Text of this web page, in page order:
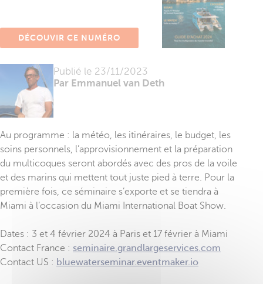
Publié le 23/11/2023
Par Emmanuel van Deth
DÉCOUVIR CE NUMÉRO
Au programme : la météo, les itinéraires, le budget, les
soins personnels, l’approvisionnement et la préparation
du multicoques seront abordés avec des pros de la voile
et des marins qui mettent tout juste pied à terre. Pour la
première fois, ce séminaire s’exporte et se tiendra à
Miami à l’occasion du Miami International Boat Show.
Dates : 3 et 4 février 2024 à Paris et 17 février à Miami
Contact France : seminaire.grandlargeservices.com
Contact US : bluewaterseminar.eventmaker.io